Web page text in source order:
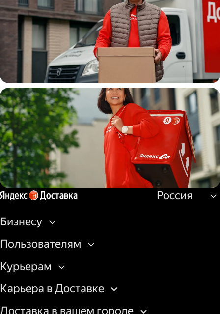
Водитель
грузовой машины
Пеший курьер
Россия
Бизнесу
Пользователям
Курьерам
Карьера в Доставке
Доставка в вашем городе